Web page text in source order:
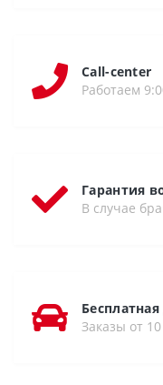
Call-center
Работаем
Гарантия
В случае
Заказы от